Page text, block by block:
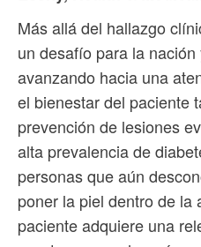
Más allá del hallazgo
un desafío para la
avanzando hacia una
el bienestar del paciente
prevención de lesiones
alta prevalencia de
personas que aún
poner la piel dentro de la
paciente adquiere una